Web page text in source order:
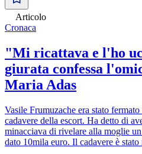
Articolo
Cronaca
"Mi ricattava e l'ho
giurata confessa
Maria Adas
Vasile Frumuzache era stato
cadavere della escort. Ha detto di
minacciava di rivelare alla moglie
dato 10mila euro. Il cadavere è